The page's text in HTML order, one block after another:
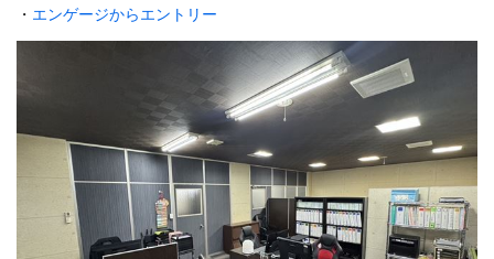
・ エンゲージからエントリー